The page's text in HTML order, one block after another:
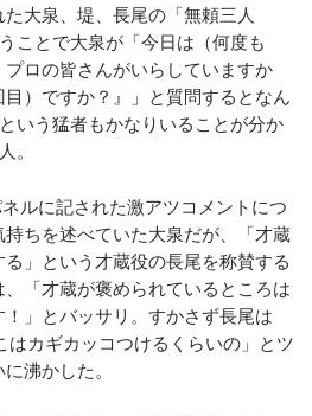
大泉、堤、長尾の「無頼三人
ことで大泉が「今日は（何度も
プロの皆さんがいらしていますか
）ですか？』」と質問するとなん
いう猛者もかなりいることが分か
。
ルに記された激アツコメントにつ
ちを述べていた大泉だが、「才蔵
」という才蔵役の長尾を称賛する
「才蔵が褒められているところは
」とバッサリ。すかさず長尾は
はカギカッコつけるくらいの」とツ
沸かした。